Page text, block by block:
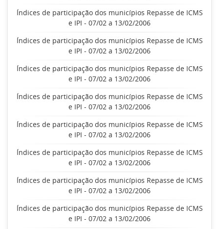
Índices de participação dos municípios Repasse de ICMS
e IPI - 07/02 a 13/02/2006
Índices de participação dos municípios Repasse de ICMS
e IPI - 07/02 a 13/02/2006
Índices de participação dos municípios Repasse de ICMS
e IPI - 07/02 a 13/02/2006
Índices de participação dos municípios Repasse de ICMS
e IPI - 07/02 a 13/02/2006
Índices de participação dos municípios Repasse de ICMS
e IPI - 07/02 a 13/02/2006
Índices de participação dos municípios Repasse de ICMS
e IPI - 07/02 a 13/02/2006
Índices de participação dos municípios Repasse de ICMS
e IPI - 07/02 a 13/02/2006
Índices de participação dos municípios Repasse de ICMS
e IPI - 07/02 a 13/02/2006